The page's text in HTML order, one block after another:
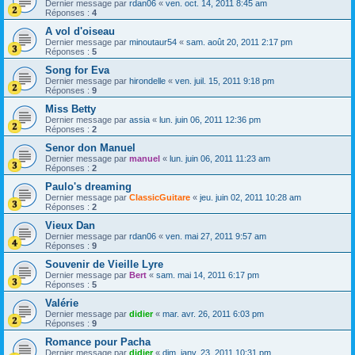
Dernier message par rdan06 « ven. oct. 14, 2011 8:45 am
Réponses : 4
A vol d'oiseau
Dernier message par minoutaur54 « sam. août 20, 2011 2:17 pm
Réponses : 5
Song for Eva
Dernier message par hirondelle « ven. juil. 15, 2011 9:18 pm
Réponses : 9
Miss Betty
Dernier message par assia « lun. juin 06, 2011 12:36 pm
Réponses : 2
Senor don Manuel
Dernier message par manuel « lun. juin 06, 2011 11:23 am
Réponses : 2
Paulo's dreaming
Dernier message par ClassicGuitare « jeu. juin 02, 2011 10:28 am
Réponses : 2
Vieux Dan
Dernier message par rdan06 « ven. mai 27, 2011 9:57 am
Réponses : 9
Souvenir de Vieille Lyre
Dernier message par Bert « sam. mai 14, 2011 6:17 pm
Réponses : 5
Valérie
Dernier message par didier« mar. avr. 26, 2011 6:03 pm
Réponses : 9
Romance pour Pacha
Dernier message par didier« dim. janv. 23, 2011 10:31 pm